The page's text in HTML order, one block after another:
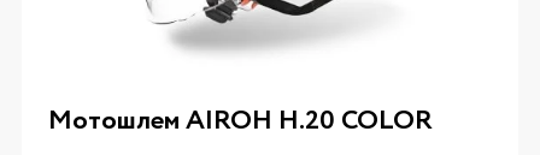
Мотошлем AIROH H.20 COLOR